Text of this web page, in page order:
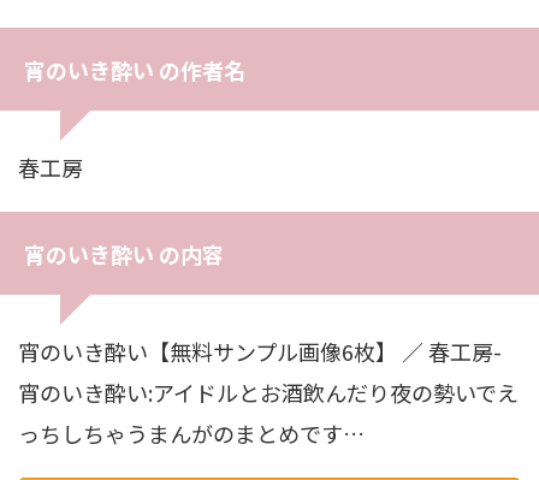
宵のいき酔い の作者名
春工房
宵のいき酔い の内容
宵のいき酔い【無料サンプル画像6枚】 ／ 春工房-
宵のいき酔い:アイドルとお酒飲んだり夜の勢いでえ
っちしちゃうまんがのまとめです…